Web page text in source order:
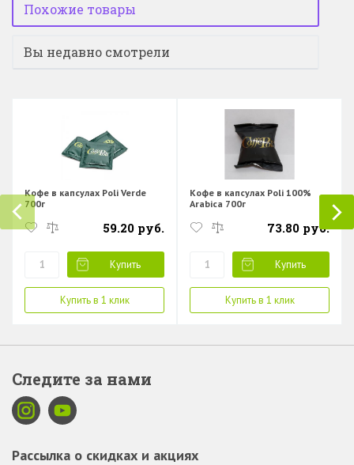
Похожие товары
Вы недавно смотрели
Кофе в капсулах Poli Verde
700г
59.20 руб.
Купить
Купить в 1 клик
Кофе в капсулах Poli 100%
Arabica 700г
73.80 руб.
Купить
Купить в 1 клик
Следите за нами
Рассылка о скидках и акциях